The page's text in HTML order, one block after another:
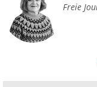
Freie